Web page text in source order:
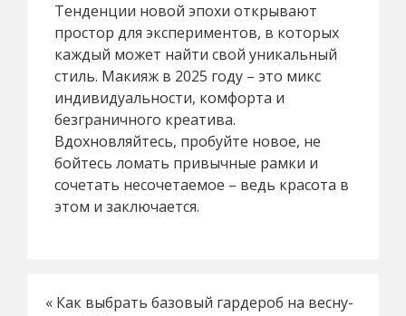
Тенденции новой эпохи открывают
простор для экспериментов, в которых
каждый может найти свой уникальный
стиль. Макияж в 2025 году – это микс
индивидуальности, комфорта и
безграничного креатива.
Вдохновляйтесь, пробуйте новое, не
бойтесь ломать привычные рамки и
сочетать несочетаемое – ведь красота в
этом и заключается.
« Как выбрать базовый гардероб на весну-